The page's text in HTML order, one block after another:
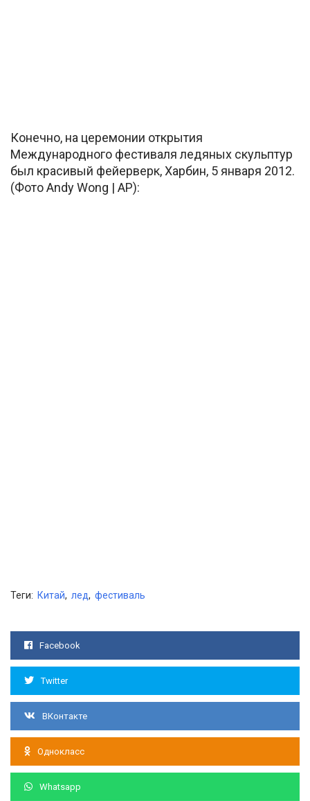
Конечно, на церемонии открытия
Международного фестиваля ледяных скульптур
был красивый фейерверк, Харбин, 5 января 2012.
(Фото Andy Wong | AP):
Теги: Китай, лед, фестиваль
Facebook
Twitter
ВКонтакте
Однокласс
Whatsapp